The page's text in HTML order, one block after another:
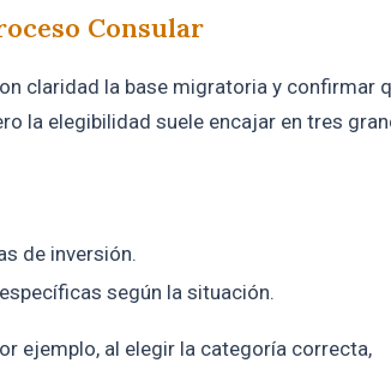
Consular
claridad la base migratoria y confirmar
la elegibilidad suele encajar en tres
de inversión.
según la situación.
ejemplo, al elegir la categoría correcta,